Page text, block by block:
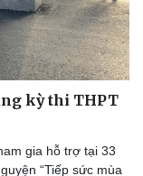
kỳ thi THPT
gia hỗ trợ tại 33
“Tiếp sức mùa